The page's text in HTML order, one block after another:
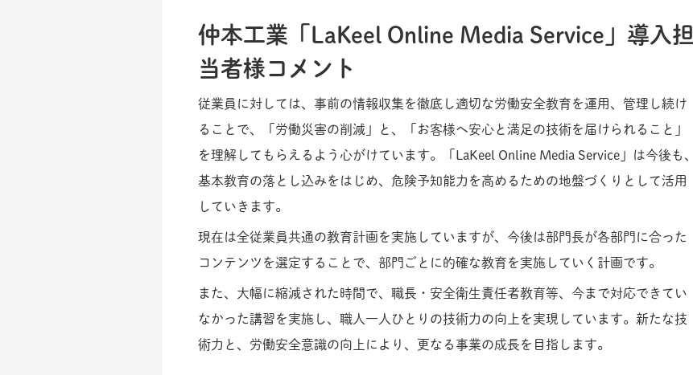
仲本工業「LaKeel Online Media Service」導入担
当者様コメント
従業員に対しては、事前の情報収集を徹底し適切な労働安全教育を運用、管理し続け
ることで、「労働災害の削減」と、「お客様へ安心と満足の技術を届けられること」
を理解してもらえるよう心がけています。「LaKeel Online Media Service」は今後も、
基本教育の落とし込みをはじめ、危険予知能力を高めるための地盤づくりとして活用
していきます。
現在は全従業員共通の教育計画を実施していますが、今後は部門長が各部門に合った
コンテンツを選定することで、部門ごとに的確な教育を実施していく計画です。
また、大幅に縮減された時間で、職長・安全衛生責任者教育等、今まで対応できてい
なかった講習を実施し、職人一人ひとりの技術力の向上を実現しています。新たな技
術力と、労働安全意識の向上により、更なる事業の成長を目指します。